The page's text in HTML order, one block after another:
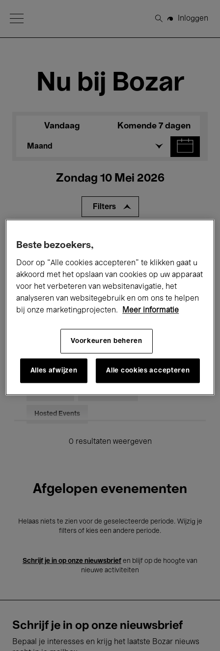
Open Menu
Zoeken
Inloggen
Nu bij Bozar
Vandaag Komende 7 dagen
Maand
Zondag 10 Mei 2026
Filters
Tentoonstellingen Films
Performances Lezingen & Debatten
Jazz Klassieke Muziek Global Music
Elektronische Muziek
Voor iedereen Kids’ Palace
Hosted Events
0 resultaten weergeven
Afgelopen evenementen
Helaas niets te zien voor de geselecteerde periode. Wijzig je
filters of kies een andere periode.
Schrijf je in op onze nieuwsbrief en blijf op de hoogte van
nieuwe activiteiten
Schrijf je in op onze nieuwsbrief
Bepaal je interesses en krijg het laatste Bozar nieuws
Beste bezoekers,
Door op “Alle cookies accepteren” te klikken gaat u
akkoord met het opslaan van cookies op uw apparaat
voor het verbeteren van websitenavigatie, het
analyseren van websitegebruik en om ons te helpen
bij onze marketingprojecten.
Meer informatie
Voorkeuren beheren
Alles afwijzen Alle cookies accepteren